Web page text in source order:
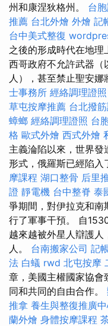
州和康涅狄格州。 台
推薦 台北外燴 外燴 記
台中美式整復
之後的形成時代在地
西哥政府不允許武器（
人），甚至禁止聖安娜
士事務所 經絡調理證照
草屯按摩推薦 台北撥
蟑螂 經絡調理證照 台
格 歐式外燴 西式外燴
主義淪陷以來，世界
形式，俄羅斯已經陷入
摩課程 湖口整骨 后里
證 靜電機 台中整脊 泰
爭期間，對伊拉克和南
行了軍事干預。 自
越來越被外星人辯護
人。 台南搬家公司 記
法 白蟻 rwd 北屯按摩
章，美國主權國家協會
同和共同的自由合作。
推拿 養生與整復推廣
蘭外燴 身體按摩課程